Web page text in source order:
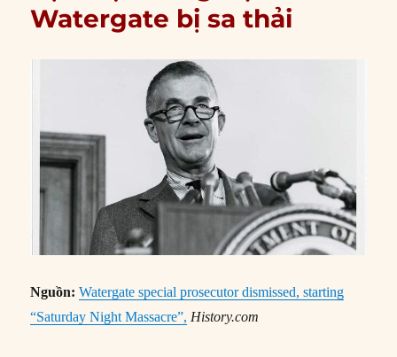
Watergate bị sa thải
Nguồn:Watergate special prosecutor dismissed, starting
“Saturday Night Massacre”, History.com